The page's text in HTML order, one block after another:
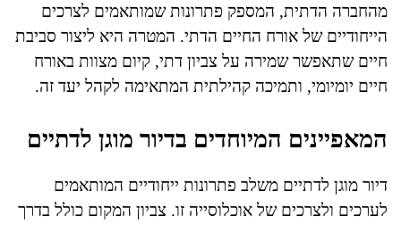
מהחברה הדתית, המספק פתרונות שמותאמים לצרכים
הייחודיים של אורח החיים הדתי. המטרה היא ליצור סביבת
חיים שתאפשר שמירה על צביון דתי, קיום מצוות באורח
חיים יומיומי, ותמיכה קהילתית המתאימה לקהל יעד זה.
המאפיינים המיוחדים בדיור מוגן לדתיים
דיור מוגן לדתיים משלב פתרונות ייחודיים המותאמים
לערכים ולצרכים של אוכלוסייה זו. צביון המקום כולל בדרך